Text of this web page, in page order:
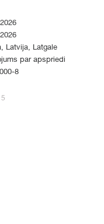
Latvija, Latgale
par apspriedi
8